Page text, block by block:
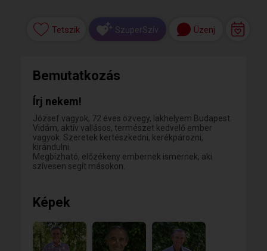
Tetszik SzuperSzív Üzenj
Bemutatkozás
Írj nekem!
József vagyok, 72 éves özvegy, lakhelyem Budapest.
Vidám, aktív vallásos, természet kedvelő ember
vagyok. Szeretek kertészkedni, kerékpározni,
kirándulni.
Megbízható, előzékeny embernek ismernek, aki
szívesen segít másokon.
Képek